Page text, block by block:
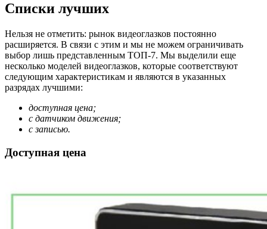
Списки лучших
Нельзя не отметить: рынок видеоглазков постоянно
расширяется. В связи с этим и мы не можем ограничивать
выбор лишь представленным ТОП-7. Мы выделили еще
несколько моделей видеоглазков, которые соответствуют
следующим характеристикам и являются в указанных
разрядах лучшими:
доступная цена;
с датчиком движения;
с записью.
Доступная цена